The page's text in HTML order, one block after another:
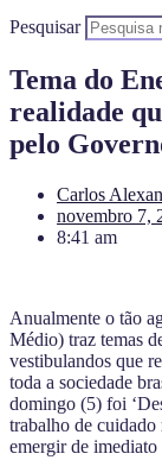
Pesquisar
Tema do
realidade
pelo
Carlos
novembro 7,
8:41 am
Anualmente o tão
Médio) traz temas
vestibulandos que
toda a sociedade
domingo (5) foi
trabalho de
emergir de imediato